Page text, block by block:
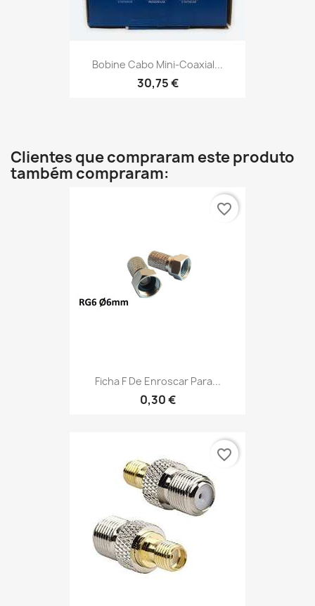
Bobine Cabo Mini-Coaxial...
30,75 €
Clientes que compraram este produto
também compraram:
Ficha F De Enroscar Para...
0,30 €
favorite_border
favorite_border